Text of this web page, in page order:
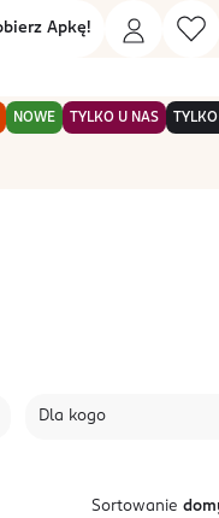
Apkę!
NOWE TYLKO U NAS
Dla kogo
Sortowanie